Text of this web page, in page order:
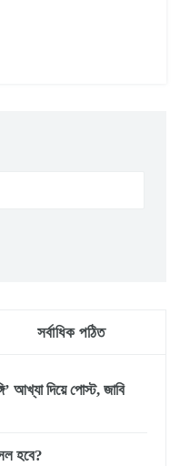
সর্বাধিক পঠিত
আখ্যা দিয়ে পোস্ট, জাবি
হবে?